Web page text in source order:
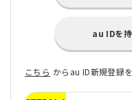
au IDを
こちら からau ID新規登録